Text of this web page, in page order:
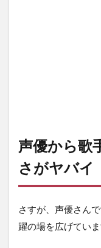
声優から歌
さがヤバイ
さすが、声優さん
躍の場を広げていま